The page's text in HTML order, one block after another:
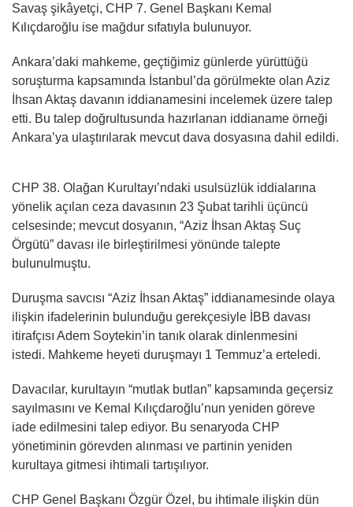
Savaş şikâyetçi, CHP 7. Genel Başkanı Kemal
Kılıçdaroğlu ise mağdur sıfatıyla bulunuyor.
Ankara’daki mahkeme, geçtiğimiz günlerde yürüttüğü
soruşturma kapsamında İstanbul’da görülmekte olan Aziz
İhsan Aktaş davanın iddianamesini incelemek üzere talep
etti. Bu talep doğrultusunda hazırlanan iddianame örneği
Ankara’ya ulaştırılarak mevcut dava dosyasına dahil edildi.
CHP 38. Olağan Kurultayı’ndaki usulsüzlük iddialarına
yönelik açılan ceza davasının 23 Şubat tarihli üçüncü
celsesinde; mevcut dosyanın, “Aziz İhsan Aktaş Suç
Örgütü” davası ile birleştirilmesi yönünde talepte
bulunulmuştu.
Duruşma savcısı “Aziz İhsan Aktaş” iddianamesinde olaya
ilişkin ifadelerinin bulunduğu gerekçesiyle İBB davası
itirafçısı Adem Soytekin’in tanık olarak dinlenmesini
istedi. Mahkeme heyeti duruşmayı 1 Temmuz’a erteledi.
Davacılar, kurultayın “mutlak butlan” kapsamında geçersiz
sayılmasını ve Kemal Kılıçdaroğlu’nun yeniden göreve
iade edilmesini talep ediyor. Bu senaryoda CHP
yönetiminin görevden alınması ve partinin yeniden
kurultaya gitmesi ihtimali tartışılıyor.
CHP Genel Başkanı Özgür Özel, bu ihtimale ilişkin dün